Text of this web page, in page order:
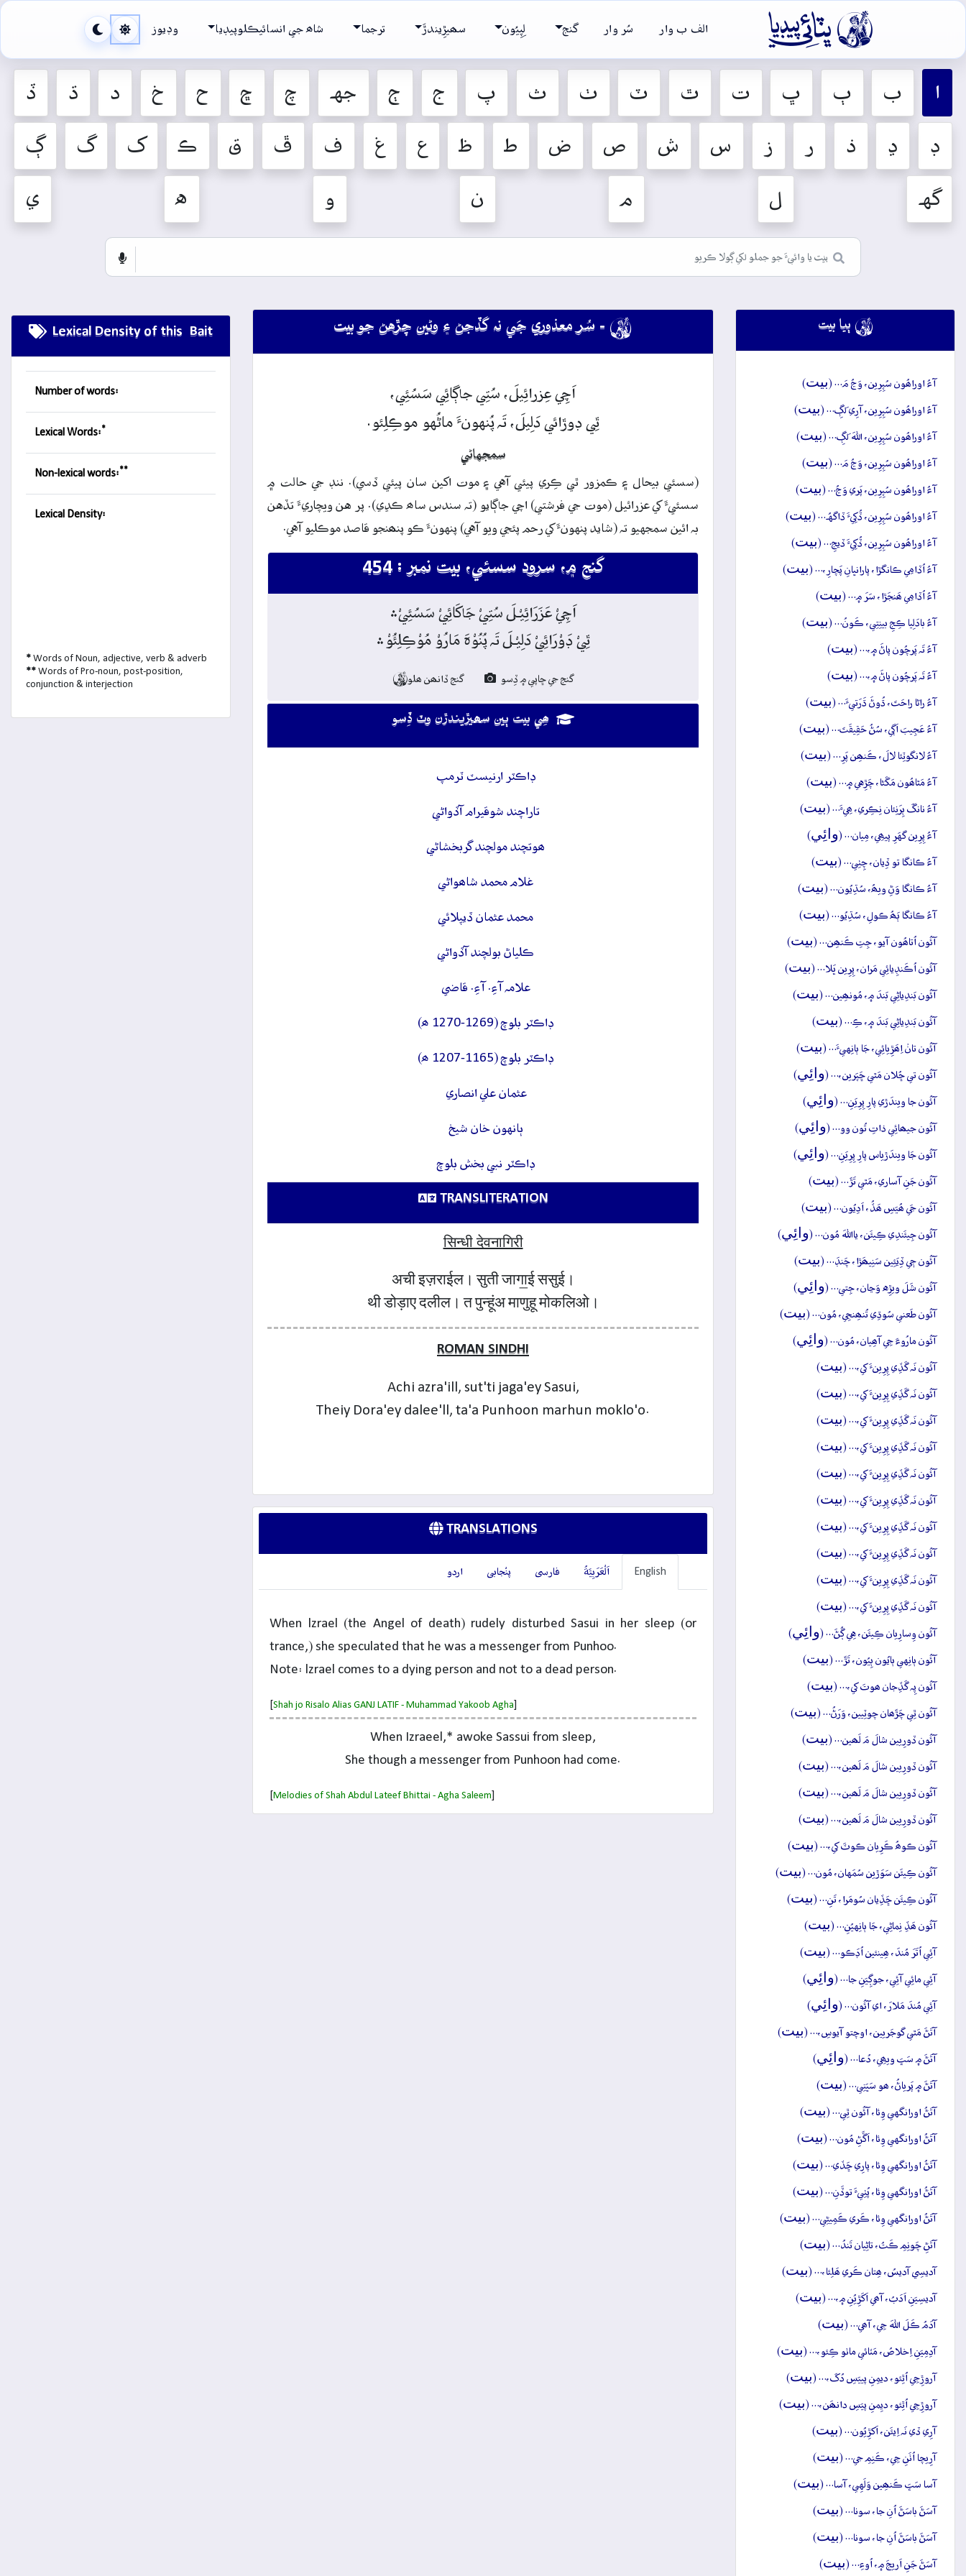
 الف ب وار سُر وار گنج لِپِيُون سھيڙِيندڙَ ترجما شاھ جي انسائيڪلوپيڊيا وڊيوز
ا ب ٻ ڀ ت ٿ ٽ ٺ ث پ ج ڄ جهہ چ ڇ ح خ د ڌ ڏ
ڊ ڍ ذ ر ز س ش ص ض ط ظ ع غ ف ڦ ق ڪ ک گ ڳ
گهہ ل م ن و ه ي
 ٻيا بيت
آءُ اوراھُون سُپِرِين، وَڃُ مَ… (بيت)
آءُ اوراھُون سُپِرِين، آرِي لَڳِ… (بيت)
آءُ اوراھُون سُپِرِين، اللهَ لَڳِ… (بيت)
آءُ اوراھُون سُپِرِين، وَڃُ مَ… (بيت)
آءُ اوراھُون سُپِرِين، پَري وَڃُ… (بيت)
آءُ اوراھُون سُپِرِين، ڏُکِيءَ ڏاگهُہ… (بيت)
آءُ اوراھُون سُپِرِين، ڏُکِيءَ ڏيجِ… (بيت)
آءُ اُڏامِي ڪانگڙا، پارانڀانِ پَچارِ،… (بيت)
آءُ اُڏامِي ھَنجَڙا، سَرَ ۾… (بيت)
آءُ بادَلِيا ڪِجِ بينِتِي، ڪَونُ… (بيت)
آءُ تَہ پَرچُون پاڻَ ۾،… (بيت)
آءُ تَہ پَرچُون پاڻَ ۾،… (بيت)
آءُ راڻا راحَتَ، ڌُوڻَ ڌَرَتيءَ… (بيت)
آءُ عَجِيبَ اَڳي، سُڻُ حَقِيقَتَ… (بيت)
آءُ لانگوٽِئا لالَ، ڪَنھِن پَرِ… (بيت)
آءُ مَٿاھُون مَڱڻا، چَڙِهي ۾… (بيت)
آءُ نانگَ ٻِرَنِئان نِڪِري، ھِيءَ… (بيت)
آءُ پِرِين گهَرِ پيھِي، مِيان… (وائِي)
آءُ ڪانگا تو ڏِيان، چِٺِي… (بيت)
آءُ ڪانگا وَڻِ ويھُ، سُڌِيُون… (بيت)
آءُ ڪانگا ٻَھُ ڪولِ، سُڌِيُو… (بيت)
آئُون اُتاھُون آيو، جِتِ ڪَنھِن… (بيت)
آئُون اُڪَنڊِيائِي مَران، پِرِين ڀَلا… (بيت)
آئُون بَندِياڻِي بَندَ ۾، مُونھِين… (بيت)
آئُون بَندِياڻِي بَندَ ۾، ڪِ… (بيت)
آئُون تانۡ اِھَڙِيائِي، جَا ٻانِهيءَ… (بيت)
آئُون تي ڇُلان مَٿي ڇَپَرين،… (وائِي)
آئُون جا ويندَڙي پارِ پِرِيَنِ… (وائِي)
آئُون جيھائِي ذاتِ تُون وو… (وائِي)
آئُون جَا ويندَڙياس پارِ پِرِيَنِ… (وائِي)
آئُون جَنِ آساري، مَٿي تَڙَ… (بيت)
آئُون جَي ھُيَسِ ھَڏُ، اَدِيُون… (بيت)
آئُون جِيئَندِي ڪِيئَن، يااللهَ مُون… (وائِي)
آئُون جٖي ڏِيَئِين سَنِيھَڙا، چَنڊَ… (بيت)
آئُون شَلَ ويڙِه وَڃان، جِتي… (وائِي)
آئُون طَعني سُوڌِي تُنھِنجِي، مُون… (بيت)
آئُون مارُوءَ جِي آھِيان، مُون… (وائِي)
آئُون نَہ گَڏِي پِرِينءَ کي،… (بيت)
آئُون نَہ گَڏِي پِرِينءَ کي،… (بيت)
آئُون نَہ گَڏِي پِرِينءَ کي،… (بيت)
آئُون نَہ گَڏِي پِرِينءَ کي،… (بيت)
آئُون نَہ گَڏِي پِرِينءَ کي،… (بيت)
آئُون نَہ گَڏِي پِرِينءَ کي،… (بيت)
آئُون نَہ گَڏِي پِرِينءَ کي،… (بيت)
آئُون نَہ گَڏِي پِرِينءَ کي،… (بيت)
آئُون نَہ گَڏِي پِرِينءَ کي،… (بيت)
آئُون نَہ گَڏِي پِرِينءَ کي،… (بيت)
آئُون وِسارِيان ڪِيئَن، هِي ڳُڻَ… (وائِي)
آئُون ٻانِهي ٻايُون ٻِيُون، تَڙَ… (بيت)
آئُون پِہ گَڏِجان ھوتَ کي،… (بيت)
آئُون ٿِي چَڙَھان چوٽِيين، وَرَڻُ… (بيت)
آئُون ڏورِيين شالَ مَ لَھين… (بيت)
آئُون ڏورِيين شالَ مَ لَھين،… (بيت)
آئُون ڏورِيين شالَ مَ لَھين،… (بيت)
آئُون ڏورِيين شالَ مَ لَھين،… (بيت)
آئُون ڪوھُ ڪَرِيان ڪوٽَ کي،… (بيت)
آئُون ڪِيئَن سَوَڙين سُمَهان، مُون… (بيت)
آئُون ڪِيئَن ڇَڏِيان سُومَرا، تَنِ… (بيت)
آئُون ھَڏِ نِماڻِي، جَا ٻانِهيُنِ… (بيت)
آئِي اُتَرَ مُندَ، ھِينئين اُڊَڪو… (بيت)
آئِي مائِي آئِي، جوڳِيَنِ جا… (وائِي)
آئِي مُندَ مَلارَ، اي آئُون… (وائِي)
آتَڻَ مَٿي گوجَريين، اوچتو آيوسِ،… (بيت)
آتَڻَ ۾ سَڀَ ويھِي، دُعا… (وائِي)
آتَڻَ ۾ پَرياڻُ، ھو سَڀَنِي… (بيت)
آتَڻُ اورانگهي وِئا، آئُون ٿِي… (بيت)
آتَڻُ اورانگهي وِئا، اَڱَڻِ مُون… (بيت)
آتَڻُ اورانگهي وِئا، پارِي ڇَڏي… (بيت)
آتَڻُ اورانگهي وِئا، پُٺِيءَ توڏَنِ… (بيت)
آتَڻُ اورانگهي وِئا، ڪَري ڪَمِيڻِي… (بيت)
آتَڻِ چَونِمِ ڪَتُ، تاڻِيان تَندُ… (بيت)
آديسِي آديسُ، ھِتان ڪَري ھَلِئا،… (بيت)
آديسِيَنِ اَدَبُ، آھي اَکَڙِيُنِ ۾،… (بيت)
آدَمُ ڪَلَ اللهَ جِي، آھي… (بيت)
آدِمِيَنِ اِخلاصُ، مَٽائي ماٺو ڪِئو،… (بيت)
آروڙِجِي اُٿِئو، ديمِنِ پييَسِ دُکَ،… (بيت)
آروڙِجِي اُٿِئو، ديِمنِ پيَسِ دانھَن،… (بيت)
آرِي ڏي نَہ اِيئَن، اَکڙِيُون… (بيت)
آرِيچا اُٺَنِ جِي، ڪَنِمِ جي… (بيت)
آسا سَڀَ ڪَنھِين وَلَهِي، آسا… (بيت)
آسَڻَ باسَڻَ اُنِ جا، سونا… (بيت)
آسَڻَ باسَڻَ اُنِ جا، سونا… (بيت)
آسَڻَ جَنِ اَريجَ ۾، اُوءِ… (بيت)
 - سُر معذوري جَي نہ گڏجڻ ۽ وڻين چڙهڻ جو بيت
اَچِي عِزرائِيلَ، سُتِي جاڳائِي سَسُئِي،
ٿِي ڊوڙائي دَلِيلَ، تَہ پُنهونءَ ماڻُهو موڪِلِئو.
سمجهاڻي
(سسئي بيحال ۽ ڪمزور ٿي ڪِري پيئي آهي ۽ موت اکين سان پيئي ڏسي). ننڊ جي حالت ۾
سسئيءَ کي عزرائيل (موت جي فرشتي) اچي جاڳايو (تہ سندس ساھ ڪڍي). پر هن ويچاريءَ تڏهن
بہ ائين سمجهيو تہ (شايد پنهونءَ کي رحم پئجي ويو آهي) پنهونءَ ڪو پنھنجو قاصد موڪليو آهي.
گنج ۾، سرود سسئي، بيت نمبر : 454
اَچِيْ عَزَرَائِيْـلَ سُتِيْ جَاکَائِيْ سَسُئِيْ﮶
ٿِيْ ڊَوْرَائِيْ دَلِيْـلَ تَہ پُنُوْہَ مَارُوْ مُوْڪِلِئُوْ﮶
گنج جي ڇاپي ۾ ڏِسو گنج ڏانھن ھلو
ھِي بيت ٻين سھيڙيندڙن وٽ ڏِسو
ڊاڪٽر ارنيسٽ ٽرمپ
تاراچند شوقيرام آڏواڻي
ھوتچند مولچند گربخشاڻي
غلام محمد شاھواڻي
محمد عثمان ڏيپلائي
ڪلياڻ بولچند آڏواڻي
علامہ آءِ. آءِ. قاضي
ڊاڪٽر بلوچ (1269-1270 ھ)
ڊاڪٽر بلوچ (1165-1207 ھ)
عثمان علي انصاري
ٻانهون خان شيخ
ڊاڪٽر نبي بخش بلوچ
TRANSLITERATION
सिन्धी देवनागिरी
अची इज़राईल। सुती जागा॒ई ससुई।
थी डोड़ाए दलील। त पुन्हूंअ माणुहू मोकलिओ।
ROMAN SINDHI
Achi azra'ill, sut'ti jaga'ey Sasui,
Theiy Dora'ey dalee'll, ta'a Punhoon marhun moklo'o.
TRANSLATIONS
English اَلْعَرَبِيَّةُ فارسی پنْجابی اردو
When lzrael (the Angel of death) rudely disturbed Sasui in her sleep (or
trance,) she speculated that he was a messenger from Punhoo.
Note: lzrael comes to a dying person and not to a dead person.
[Shah jo Risalo Alias GANJ LATIF - Muhammad Yakoob Agha
When Izraeel,* awoke Sassui from sleep,
She though a messenger from Punhoon had come.
[Melodies of Shah Abdul Lateef Bhittai - Agha Saleem
Lexical Density of this Bait
Number of words:
Lexical Words:*
Non-lexical words:**
Lexical Density:
* Words of Noun, adjective, verb & adverb
** Words of Pro-noun, post-position,
conjunction & interjection